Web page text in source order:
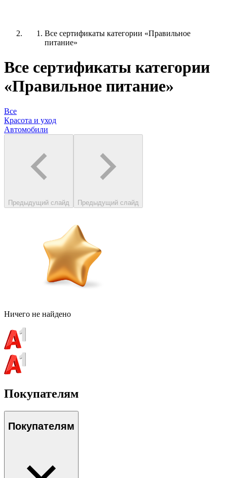
Все сертификаты категории «Правильное
питание»
Все сертификаты категории
«Правильное питание»
Все
Красота и уход
Автомобили
Предыдущий слайд Предыдущий слайд
Ничего не найдено
Покупателям
Покупателям